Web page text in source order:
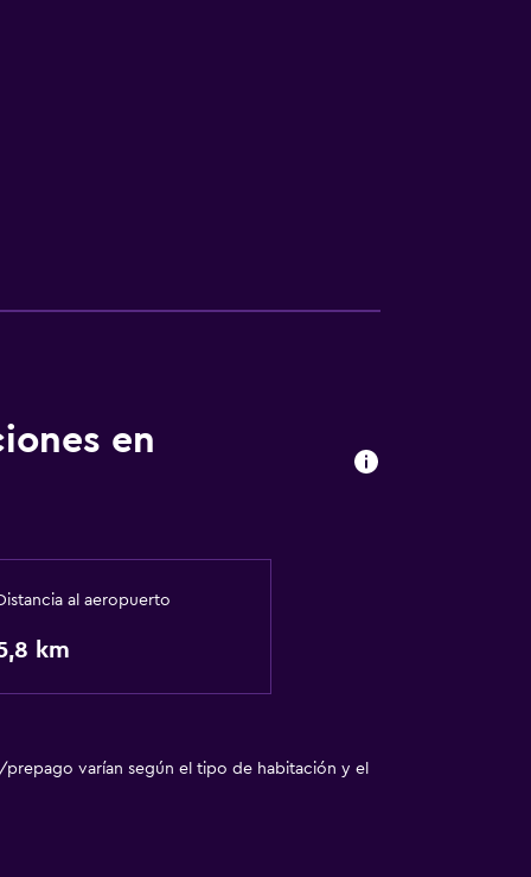
en
al aeropuerto
km
prepago varían según el tipo de habitación y el